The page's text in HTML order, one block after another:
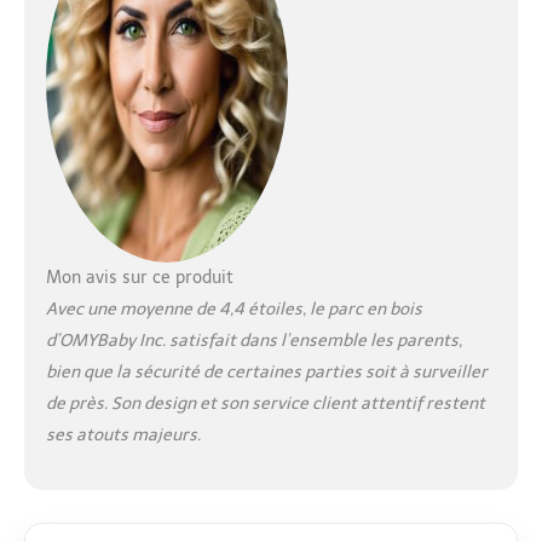
explorer et grandir
en toute sécurité.
Regardez votre bébé
grandir et apprendre
à travers des
activités joyeuses et
des aventures de jeu.
Connecteurs rotatifs
vous permet d'ajuster
les angles des
panneaux pour
s'adapter à n'importe
quel espace, grand
Mon avis sur ce produit
Avec une moyenne de 4,4 étoiles, le parc en bois
d’OMYBaby Inc. satisfait dans l’ensemble les parents,
bien que la sécurité de certaines parties soit à surveiller
de près. Son design et son service client attentif restent
ses atouts majeurs.